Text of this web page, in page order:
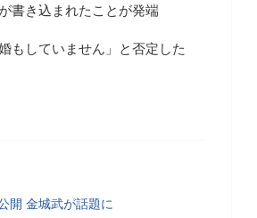
書き込まれたことが発端
もしていません」と否定した
開 金城武が話題に